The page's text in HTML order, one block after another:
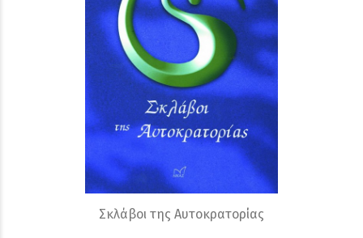
Σκλάβοι της Αυτοκρατορίας